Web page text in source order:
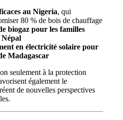
au Nigeria, qui
80 % de bois de chauffage
biogaz pour les familles
Népal
en électricité solaire pour
Madagascar
seulement à la protection
également le
de nouvelles perspectives